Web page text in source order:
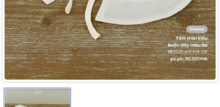
Mã giảm giá:
Ngày hết hạn: